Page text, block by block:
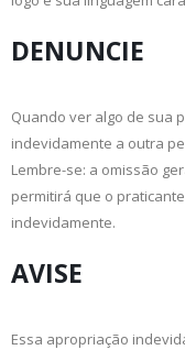
DENUNCIE
Quando ver algo de sua
indevidamente a outra
Lembre-se: a omissão
permitirá que o
indevidamente.
AVISE
Essa apropriação